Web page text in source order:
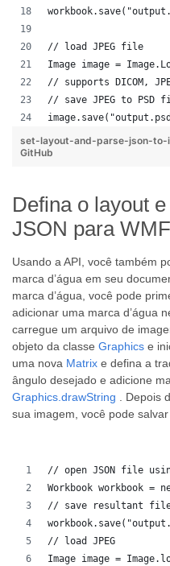
// load JPEG file
Image image =
// supports DICOM,
// save JPEG to PSD
set-layout-and-parse-json-to-
GitHub
Defina o layout
JSON para
Usando a API, você também
marca d’água em seu
marca d’água, você pode
adicionar uma marca d’água
carregue um arquivo de
objeto da classe Graphics e
uma nova Matrix e defina a
ângulo desejado e adicione
Graphics.drawString . Depois
sua imagem, você pode
// open JSON file
Workbook workbook =
// save resultant file
// load JPEG
Image image =